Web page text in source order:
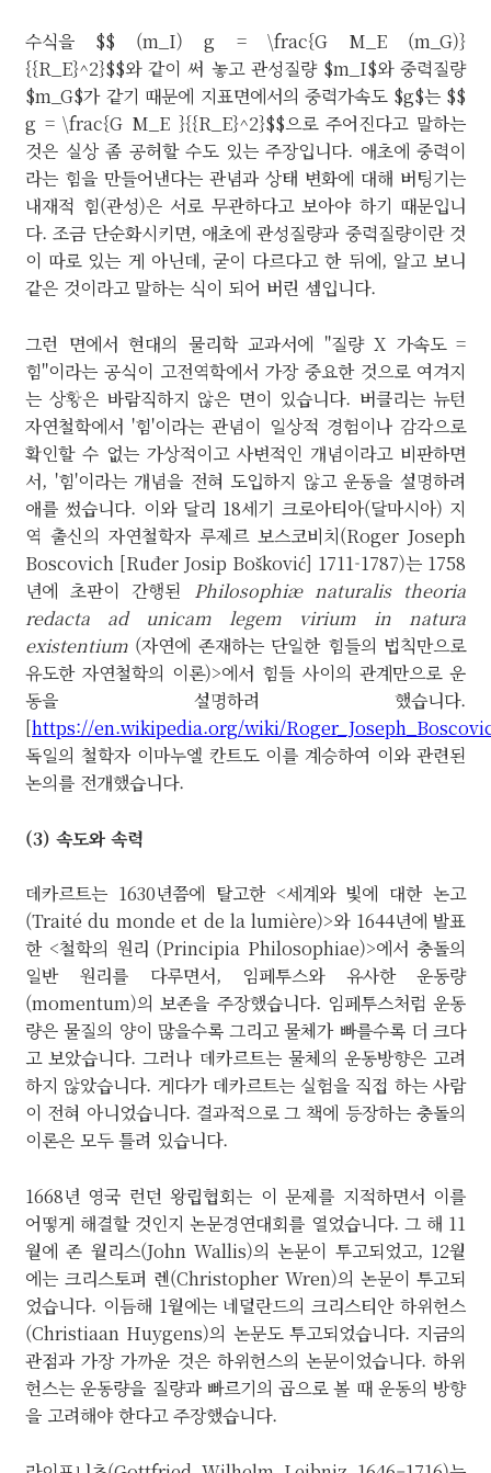
수식을 $$ (m_I) g = \frac{G M_E (m_G)}
{{R_E}^2}$$와 같이 써 놓고 관성질량 $m_I$와 중력질량
$m_G$가 같기 때문에 지표면에서의 중력가속도 $g$는 $$
g = \frac{G M_E }{{R_E}^2}$$으로 주어진다고 말하는
것은 실상 좀 공허할 수도 있는 주장입니다. 애초에 중력이
라는 힘을 만들어낸다는 관념과 상태 변화에 대해 버팅기는
내재적 힘(관성)은 서로 무관하다고 보아야 하기 때문입니
다. 조금 단순화시키면, 애초에 관성질량과 중력질량이란 것
이 따로 있는 게 아닌데, 굳이 다르다고 한 뒤에, 알고 보니
같은 것이라고 말하는 식이 되어 버린 셈입니다.
그런 면에서 현대의 물리학 교과서에 "질량 X 가속도 =
힘"이라는 공식이 고전역학에서 가장 중요한 것으로 여겨지
는 상황은 바람직하지 않은 면이 있습니다. 버클리는 뉴턴
자연철학에서 '힘'이라는 관념이 일상적 경험이나 감각으로
확인할 수 없는 가상적이고 사변적인 개념이라고 비판하면
서, '힘'이라는 개념을 전혀 도입하지 않고 운동을 설명하려
애를 썼습니다. 이와 달리 18세기 크로아티아(달마시아) 지
역 출신의 자연철학자 루제르 보스코비치(Roger Joseph
Boscovich [Ruđer Josip Bošković] 1711-1787)는 1758
년에 초판이 간행된 Philosophiæ naturalis theoria
redacta ad unicam legem virium in natura
existentium (자연에 존재하는 단일한 힘들의 법칙만으로
유도한 자연철학의 이론)>에서 힘들 사이의 관계만으로 운
동을 설명하려 했습니다.
[https://en.wikipedia.org/wiki/
독일의 철학자 이마누엘 칸트도 이를 계승하여 이와 관련된
논의를 전개했습니다.
(3) 속도와 속력
데카르트는 1630년쯤에 탈고한 <세계와 빛에 대한 논고
(Traité du monde et de la lumière)>와 1644년에 발표
한 <철학의 원리 (Principia Philosophiae)>에서 충돌의
일반 원리를 다루면서, 임페투스와 유사한 운동량
(momentum)의 보존을 주장했습니다. 임페투스처럼 운동
량은 물질의 양이 많을수록 그리고 물체가 빠를수록 더 크다
고 보았습니다. 그러나 데카르트는 물체의 운동방향은 고려
하지 않았습니다. 게다가 데카르트는 실험을 직접 하는 사람
이 전혀 아니었습니다. 결과적으로 그 책에 등장하는 충돌의
이론은 모두 틀려 있습니다.
1668년 영국 런던 왕립협회는 이 문제를 지적하면서 이를
어떻게 해결할 것인지 논문경연대회를 열었습니다. 그 해 11
월에 존 월리스(John Wallis)의 논문이 투고되었고, 12월
에는 크리스토퍼 렌(Christopher Wren)의 논문이 투고되
었습니다. 이듬해 1월에는 네덜란드의 크리스티안 하위헌스
(Christiaan Huygens)의 논문도 투고되었습니다. 지금의
관점과 가장 가까운 것은 하위헌스의 논문이었습니다. 하위
헌스는 운동량을 질량과 빠르기의 곱으로 볼 때 운동의 방향
을 고려해야 한다고 주장했습니다.